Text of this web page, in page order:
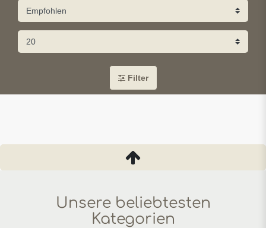
Filter
Unsere beliebtesten
Kategorien